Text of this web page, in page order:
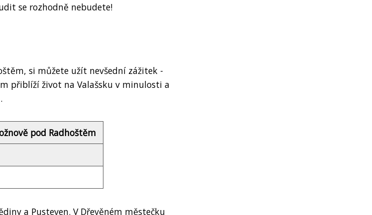
se rozhodně nebudete!
si můžete užít nevšední zážitek -
přiblíží život na Valašsku v minulosti a
pod Radhoštěm
a Pusteven. V Dřevěném městečku